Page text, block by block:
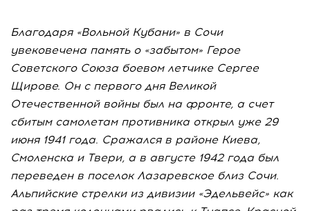
Благодаря «Вольной Кубани» в Сочи
увековечена память о «забытом» Герое
Советского Союза боевом летчике Сергее
Щирове. Он с первого дня Великой
Отечественной войны был на фронте, а счет
сбитым самолетам противника открыл уже 29
июня 1941 года. Сражался в районе Киева,
Смоленска и Твери, а в августе 1942 года был
переведен в поселок Лазаревское близ Сочи.
Альпийские стрелки из дивизии «Эдельвейс» как